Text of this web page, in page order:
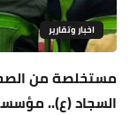
اخبار وتقارير
مستخلصة من
السجاد (ع).. مؤسسة